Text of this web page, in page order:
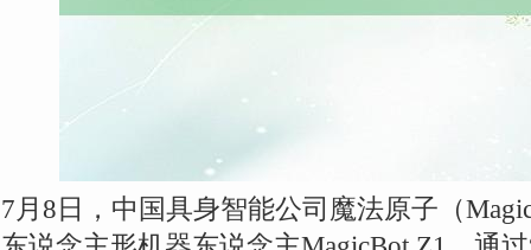
7月8日，中国具身智能公司魔法原子（